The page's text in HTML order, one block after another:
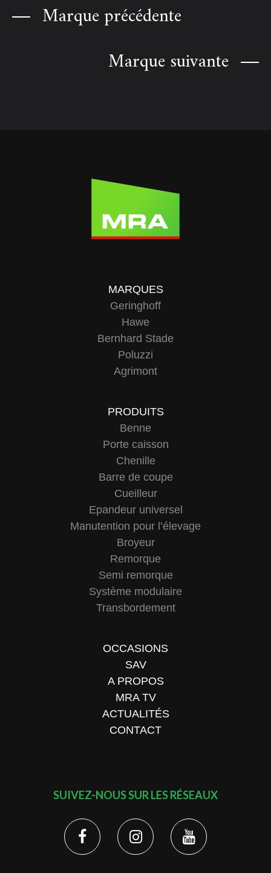
Marque précédente
Marque suivante
MARQUES
Geringhoff
Hawe
Bernhard Stade
Poluzzi
Agrimont
PRODUITS
Benne
Porte caisson
Chenille
Barre de coupe
Cueilleur
Epandeur universel
Manutention pour l’élevage
Broyeur
Remorque
Semi remorque
Système modulaire
Transbordement
OCCASIONS
SAV
A PROPOS
MRA TV
ACTUALITÉS
CONTACT
SUIVEZ-NOUS SUR LES RÉSEAUX